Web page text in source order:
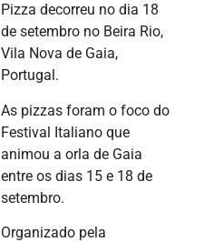
Pizza decorreu no dia 18
de setembro no Beira Rio,
Vila Nova de Gaia,
Portugal.
As pizzas foram o foco do
Festival Italiano que
animou a orla de Gaia
entre os dias 15 e 18 de
setembro.
Organizado pela